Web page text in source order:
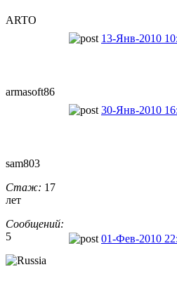
ARTO
13-Янв-2010
armasoft86
30-Янв-2010
sam803
Стаж: 17
лет
Сообщений:
5
01-Фев-2010